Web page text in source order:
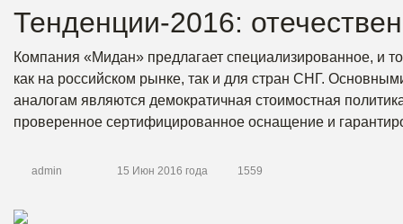
Тенденции-2016:
Компания «Мидан» предлагает специализированное, и
как на российском рынке, так и для стран СНГ.
аналогам являются демократичная стоимостная
проверенное сертифицированное оснащение и
admin 15 Июн 2016 года 1559